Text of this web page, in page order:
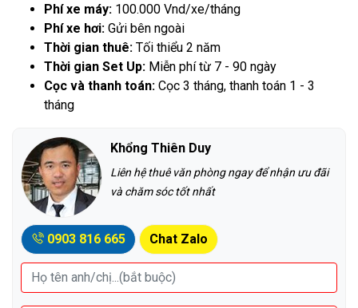
Phí xe máy: 100.000 Vnd/xe/tháng
Phí xe hơi: Gửi bên ngoài
Thời gian thuê: Tối thiểu 2 năm
Thời gian Set Up: Miễn phí từ 7 - 90 ngày
Cọc và thanh toán: Cọc 3 tháng, thanh toán 1 - 3
tháng
Khổng Thiên Duy
Liên hệ thuê văn phòng ngay để nhận ưu đãi
và chăm sóc tốt nhất
0903 816 665 Chat Zalo